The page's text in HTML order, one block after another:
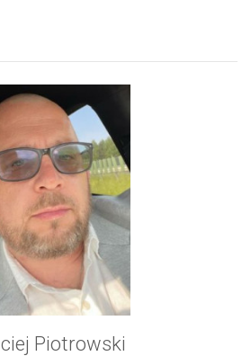
Piotrowski